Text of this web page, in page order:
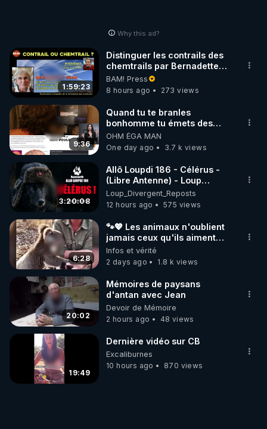
Why this ad?
1:59:23
Distinguer les contrails des
chemtrails par Bernadette
Bihin
BAM! Press
8 hours ago
273 views
9:36
Quand tu te branles
bonhomme tu émets des
ondes ils ont juste omis de
t'expliquer
OHM ÉGA MAN
One day ago
3.7 k views
3:20:08
Allô Loupdi 186 - Célérus -
(Libre Antenne) - Loup
Divergent 2026.08.06
Loup_Divergent_Reposts
12 hours ago
575 views
6:28
🐾💖 Les animaux n'oublient
jamais ceux qu'ils aiment…
🥹❤️
Infos et vérité
2 days ago
1.8 k views
20:02
Mémoires de paysans
d'antan avec Jean
Devoir de Mémoire
2 hours ago
48 views
19:49
Dernière vidéo sur CB
Excaliburnes
10 hours ago
870 views